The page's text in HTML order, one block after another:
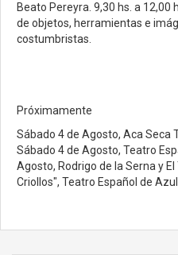
Beato Pereyra. 9,30 hs. a 12,00
de objetos, herramientas e
costumbristas.
Próximamente
Sábado 4 de Agosto, Aca Seca
Sábado 4 de Agosto, Teatro
Agosto, Rodrigo de la Serna y
Criollos", Teatro Español de